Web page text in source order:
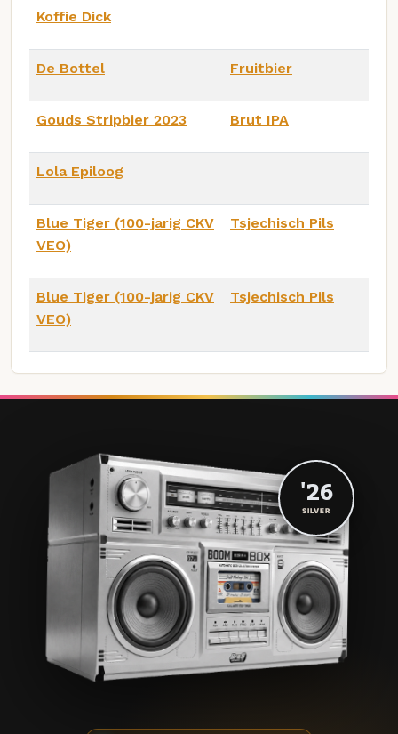
Koffie Dick
De Bottel Fruitbier
Gouds Stripbier 2023 Brut IPA
Lola Epiloog
Blue Tiger (100-jarig CKV
VEO)
Tsjechisch Pils
Blue Tiger (100-jarig CKV
VEO)
Tsjechisch Pils
'26
SILVER